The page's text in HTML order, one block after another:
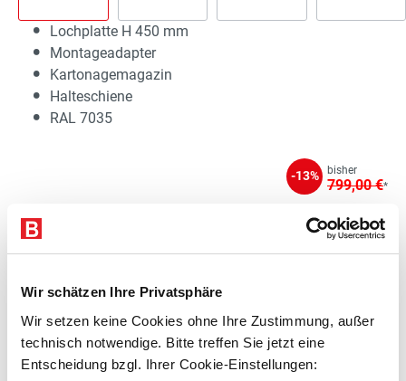
Wir schätzen Ihre Privatsphäre
Wir setzen keine Cookies ohne Ihre Zustimmung, außer
technisch notwendige. Bitte treffen Sie jetzt eine
Entscheidung bzgl. Ihrer Cookie-Einstellungen:
Lochplatte H 450 mm
Montageadapter
Kartonagemagazin
Halteschiene
RAL 7035
-13% bisher
799,00 €*
694,29 €*
Kostenloser Versand